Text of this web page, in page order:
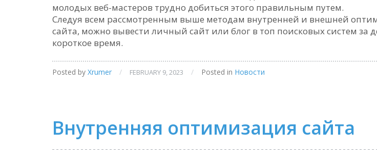
молодых веб-мастеров трудно добиться этого правильным путем.
Следуя всем рассмотренным выше методам внутренней и внешней
сайта, можно вывести личный сайт или блог в топ поисковых систем за
короткое время.
Posted by Xrumer / FEBRUARY 9, 2023 / Posted in Новости
Внутренняя оптимизация сайта